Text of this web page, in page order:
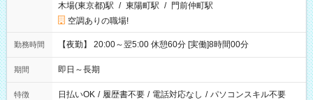
木場(東京都)駅 / 東陽町駅 / 門前仲町駅
空調ありの職場!
勤務時間 【夜勤】 20:00～翌5:00 休憩60分 [実働]8時間00分
期間 即日～長期
特徴 日払いOK / 履歴書不要 / 電話対応なし / パソコンスキル不要